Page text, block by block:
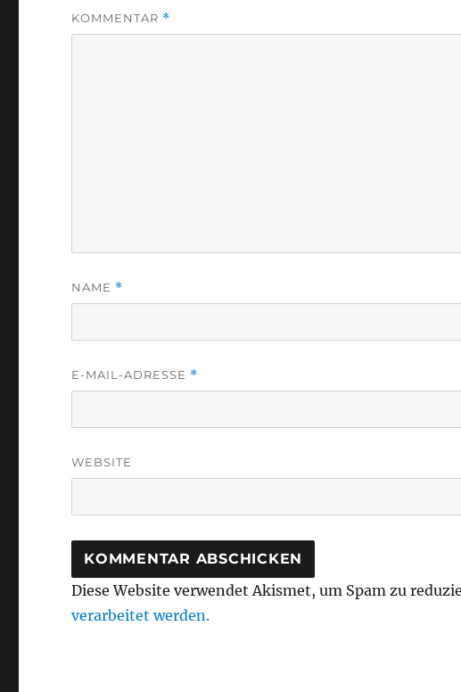
KOMMENTAR *
NAME *
E-MAIL-ADRESSE *
WEBSITE
Diese Website verwendet Akismet, um Spam zu
verarbeitet werden.